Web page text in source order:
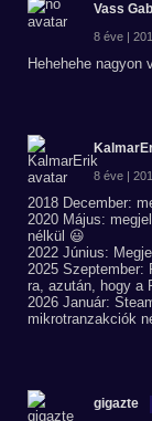
Vass
8 éve |
Hehehehe nagyon
8 éve |
2018 December:
2020 Május:
nélkül 😃
2022 Június:
2025 Szeptember:
ra, azután, hogy a
2026 Január:
mikrotranzakciók
gigazte